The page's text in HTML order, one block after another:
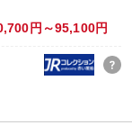
びながら学べる展示や
ある街並みをお散歩。
要事前予約）
円～95,100円